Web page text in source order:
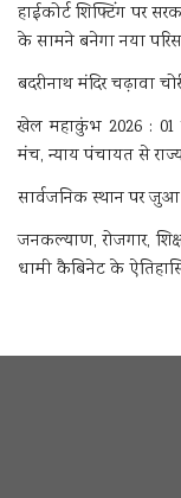
हाईकोर्ट शिफ्टिंग पर
के सामने बनेगा नया
बदरीनाथ मंदिर चढ़ावा
खेल महाकुंभ 2026 : 01
मंच, न्याय पंचायत से राज्य
सार्वजनिक स्थान पर
जनकल्याण, रोजगार,
धामी कैबिनेट के